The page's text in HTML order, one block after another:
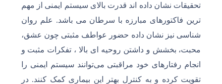
تحقیقات نشان داده اند قدرت بالای سیستم ایمنی از مهم
ترین فاکتورهای مبارزه با سرطان می باشد. علم روان
شناسی نیز نشان داده حضور عواطف مثبتی چون عشق،
محبت، بخشش و داشتن روحیه ای بالا ، تفکرات مثبت و
انجام رفتارهای خود مراقبتی می‌توانند سیستم ایمنی را
تقویت کرده و به کنترل بهتر این بیماری کمک کنند. در